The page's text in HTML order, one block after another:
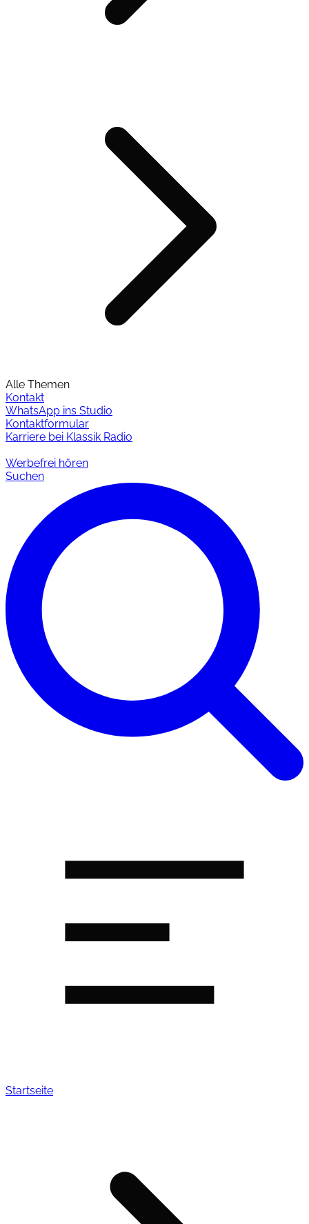
Alle Themen
Kontakt
WhatsApp ins Studio
Kontaktformular
Karriere bei Klassik Radio
Werbefrei hören
Suchen
Startseite